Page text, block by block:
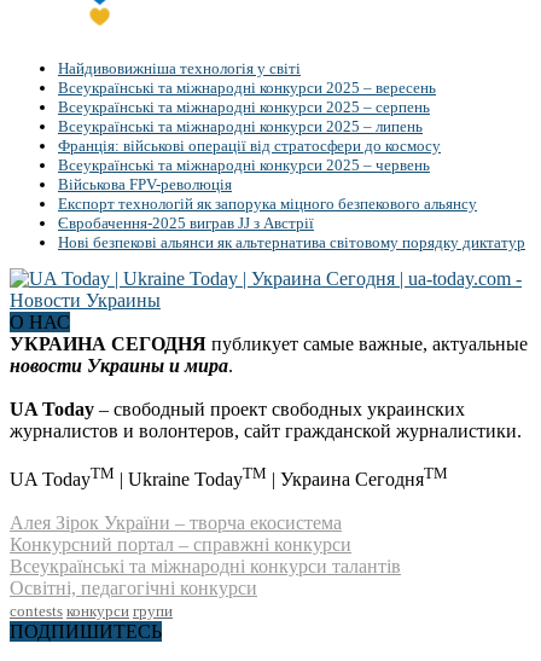
Найдивовижніша технологія у світі
Всеукраїнські та міжнародні конкурси 2025 – вересень
Всеукраїнські та міжнародні конкурси 2025 – серпень
Всеукраїнські та міжнародні конкурси 2025 – липень
Франція: військові операції від стратосфери до космосу
Всеукраїнські та міжнародні конкурси 2025 – червень
Військова FPV-революція
Експорт технологій як запорука міцного безпекового альянсу
Євробачення-2025 виграв JJ з Австрії
Нові безпекові альянси як альтернатива світовому порядку диктатур
О НАС
УКРАИНА СЕГОДНЯ публикует самые важные, актуальные
новости Украины и мира.
UA Today – свободный проект свободных украинских
журналистов и волонтеров, сайт гражданской журналистики.
UA TodayTM | Ukraine TodayTM | Украина СегодняTM
Алея Зірок України – творча екосистема
Конкурсний портал – справжні конкурси
Всеукраїнські та міжнародні конкурси талантів
Освітні, педагогічні конкурси
contests конкурси групи
ПОДПИШИТЕСЬ